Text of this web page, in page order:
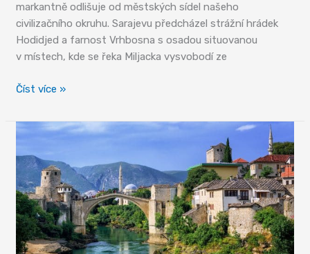
markantně odlišuje od městských sídel našeho
civilizačního okruhu. Sarajevu předcházel strážní hrádek
Hodidjed a farnost Vrhbosna s osadou situovanou
v místech, kde se řeka Miljacka vysvobodí ze
Rendez-
mezi
a
Vídní
Číst více »